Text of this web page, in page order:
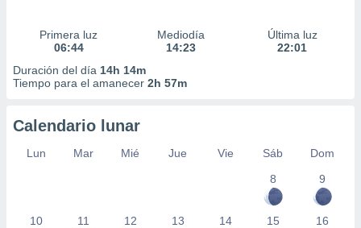
Primera luz
06:44
Mediodía
14:23
Última luz
22:01
Duración del día 14h 14m
Tiempo para el amanecer 2h 57m
Calendario lunar
Lun Mar Mié Jue Vie Sáb
Dom
8
9
10 11 12 13 14 15 16